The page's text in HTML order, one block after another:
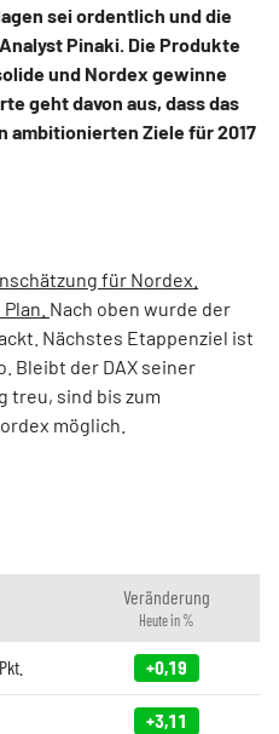
sei ordentlich und die
Pinaki. Die Produkte
und Nordex gewinne
geht davon aus, dass das
ambitionierten Ziele für 2017
für Nordex.
Nach oben wurde der
Nächstes Etappenziel ist
Bleibt der DAX seiner
treu, sind bis zum
möglich.
Veränderung
Heute in %
+0,19
+3,11